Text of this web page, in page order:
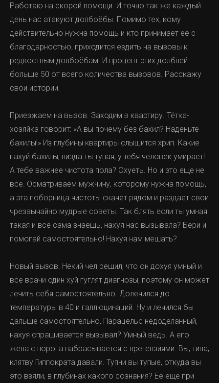
Работаю на скорой помощи. И точно так же каждый
день нас атакуют долбоёбы. Помимо тех, кому
действительно нужна помощь и кто принимает её с
благодарностью, приходится ездить на вызовы к
редкостным долбоёбам. И процент этих долбней
больше 50 от всего количества вызовов. Расскажу
свои истории.
Приезжаем на вызов. Заходим в квартиру. Тётка-
хозяйка говорит: «А вы почему без бахил? Наденьте
бахилы!» Из глубины квартиры слышится хрип. Какие
нахуй бахилы, пизда ты тупая, у тебя человек умирает!
А тебе важнее чистота пола? Охуеть. Но и это еще не
все. Осматриваем мужчину, которому нужна помощь,
а эта поборница чистоты скачет рядом и раздает свои
чрезвычайно мудрые советы. Так блять если ты умная
такая и всё сама знаешь, нахуя нас вызывала? Бери и
помогай самостоятельно! Нахуя нам мешать?
Новый вызов. Некий чел решил, что он дохуя умный и
все врачи один хуй гуглят диагнозы, поэтому он может
лечить себя самостоятельно. Долечился до
температуры в 40 и галлюцинаций. Ну и лечился бы
дальше самостоятельно, Парацельс недоделанный,
нахуя спрашивается вызывал? Умный ведь. А его
жена с порога набрасывается с претензиями. Вы, типа,
клятву Гиппократа давали. Тупни вы тупые, откуда вы
это взяли, в глубинах какого сознания? Её ещё при